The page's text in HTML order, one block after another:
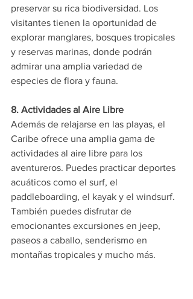
preservar su rica biodiversidad. Los
visitantes tienen la oportunidad de
explorar manglares, bosques tropicales
y reservas marinas, donde podrán
admirar una amplia variedad de
especies de flora y fauna.
8. Actividades al Aire Libre
Además de relajarse en las playas, el
Caribe ofrece una amplia gama de
actividades al aire libre para los
aventureros. Puedes practicar deportes
acuáticos como el surf, el
paddleboarding, el kayak y el windsurf.
También puedes disfrutar de
emocionantes excursiones en jeep,
paseos a caballo, senderismo en
montañas tropicales y mucho más.